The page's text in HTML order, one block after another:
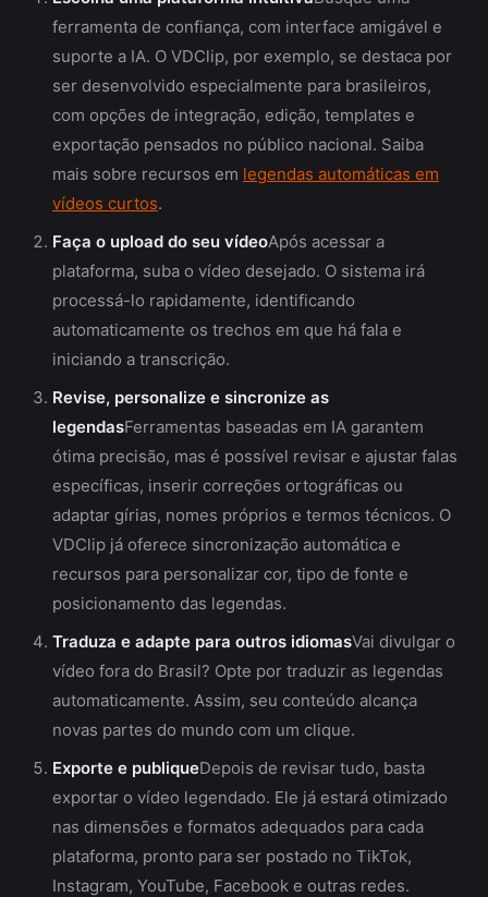
ferramenta de confiança, com interface amigável e
suporte a IA. O VDClip, por exemplo, se destaca por
ser desenvolvido especialmente para brasileiros,
com opções de integração, edição, templates e
exportação pensados no público nacional. Saiba
mais sobre recursos em legendas automáticas em
vídeos curtos.
Faça o upload do seu vídeoApós acessar a
plataforma, suba o vídeo desejado. O sistema irá
processá-lo rapidamente, identificando
automaticamente os trechos em que há fala e
iniciando a transcrição.
Revise, personalize e sincronize as
legendasFerramentas baseadas em IA garantem
ótima precisão, mas é possível revisar e ajustar falas
específicas, inserir correções ortográficas ou
adaptar gírias, nomes próprios e termos técnicos. O
VDClip já oferece sincronização automática e
recursos para personalizar cor, tipo de fonte e
posicionamento das legendas.
Traduza e adapte para outros idiomasVai divulgar o
vídeo fora do Brasil? Opte por traduzir as legendas
automaticamente. Assim, seu conteúdo alcança
novas partes do mundo com um clique.
Exporte e publiqueDepois de revisar tudo, basta
exportar o vídeo legendado. Ele já estará otimizado
nas dimensões e formatos adequados para cada
plataforma, pronto para ser postado no TikTok,
Instagram, YouTube, Facebook e outras redes.